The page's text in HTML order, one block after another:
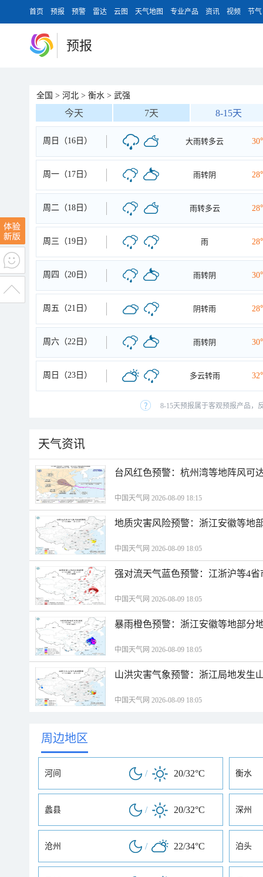
首页 预报 预警 雷达 云图 天气地图 专业产品 资讯 视频 节气
预报
全国 > 河北 > 衡水 > 武强
今天 7天 8-15天
周日（16日） 大雨转多云
周一（17日） 雨转阴
周二（18日） 雨转多云
周三（19日） 雨
周四（20日） 雨转阴
周五（21日） 阴转雨
周六（22日） 雨转阴
周日（23日） 多云转雨
8-15天预报属于客观预报产品，
天气资讯
台风红色预警：杭州湾等地阵风可
中国天气网 2026-08-09 18:15
地质灾害风险预警：浙江安徽等地
中国天气网 2026-08-09 18:05
强对流天气蓝色预警：江浙沪等4
中国天气网 2026-08-09 18:05
暴雨橙色预警：浙江安徽等地部分
中国天气网 2026-08-09 18:05
山洪灾害气象预警：浙江局地发生
中国天气网 2026-08-09 18:05
周边地区
河间 / 20/32°C 衡水
蠡县 / 20/32°C 深州
沧州 / 22/34°C 泊头